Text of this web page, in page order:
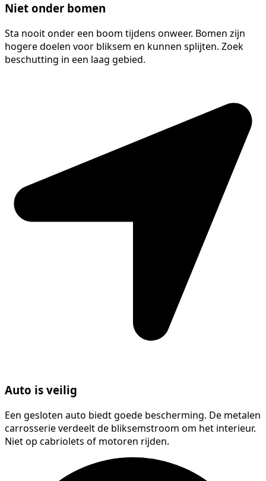
Niet onder bomen
Sta nooit onder een boom tijdens onweer. Bomen zijn
hogere doelen voor bliksem en kunnen splijten. Zoek
beschutting in een laag gebied.
Auto is veilig
Een gesloten auto biedt goede bescherming. De metalen
carrosserie verdeelt de bliksemstroom om het interieur.
Niet op cabriolets of motoren rijden.